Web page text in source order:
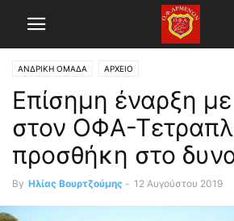
ΑΝΔΡΙΚΗ ΟΜΑΔΑ ΑΡΧΕΙΟ
Επίσημη έναρξη
στον ΟΦΑ-
προσθήκη στο
By Ηλίας Βουρτζούμης - 12 Αυγούστου 2019